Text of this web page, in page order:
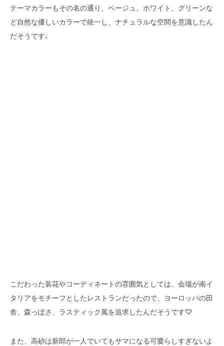
テーマカラーもその名の通り、ベージュ、ホワイト、グリーンな
ど自然な優しいカラーで統一し、ナチュラルな空間を意識したん
だそうです♩
こだわった装花やコーディネートの雰囲気としては、会場が南イ
タリアをモチーフとしたレストランだったので、ヨーロッパの田
舎、森っぽさ、ラスティック風を追求したんだそうです♡
また、高砂は新郎が一人でいてもサマになる可愛らしすぎないよ